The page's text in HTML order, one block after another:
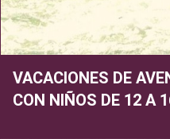
VACACIONES DE
CON NIÑOS DE 12 A